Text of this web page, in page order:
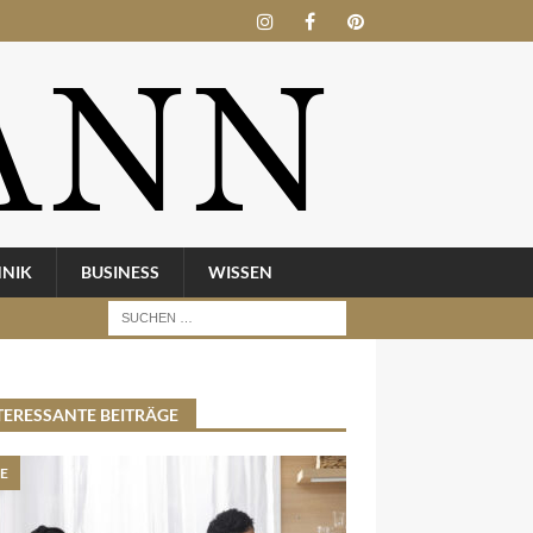
BUSINESS WISSEN
BEITRÄGE